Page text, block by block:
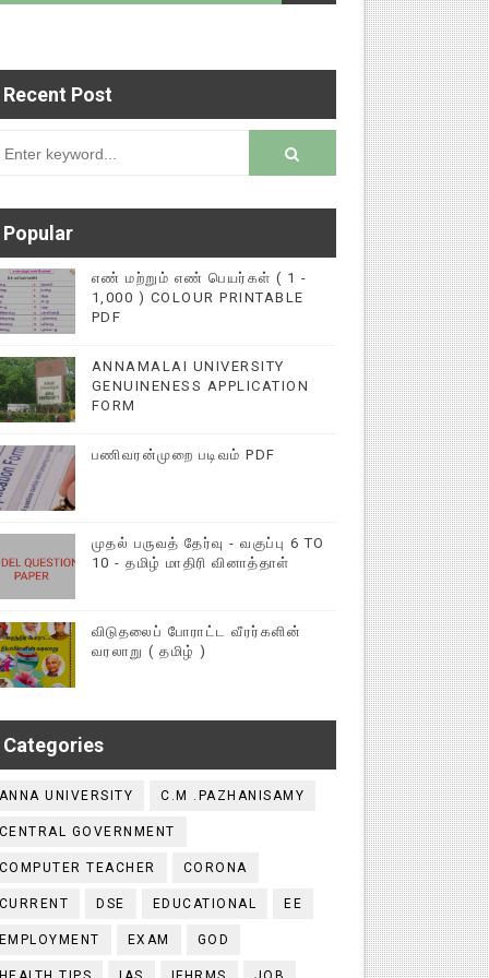
மின்னல் கல்விச் செய்தி இணையதளத்தில்
Recent Post
Popular
எண் மற்றும் எண் பெயர்கள் ( 1 -
1,000 ) COLOUR PRINTABLE
PDF
ANNAMALAI UNIVERSITY
GENUINENESS APPLICATION
FORM
பணிவரன்முறை படிவம் PDF
முதல் பருவத் தேர்வு - வகுப்பு 6 TO
10 - தமிழ் மாதிரி வினாத்தாள்
விடுதலைப் போராட்ட வீரர்களின்
வரலாறு ( தமிழ் )
Categories
ANNA UNIVERSITY C.M .PAZHANISAMY
CENTRAL GOVERNMENT
COMPUTER TEACHER CORONA
CURRENT DSE EDUCATIONAL EE
EMPLOYMENT EXAM GOD